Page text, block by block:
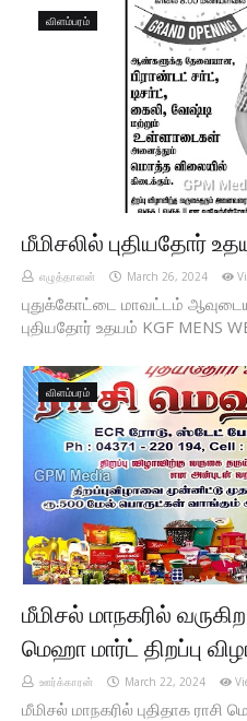
விளம்பரம்
மீமிசலில் புதியதோர்
எழுத்தாளன் March 26, 2024
புதுக்கோட்டை மாவட்டம்
புதியதோர் உதயம் KGF MENS
விளம்பரம்
மீமிசல் மாநகரில்
மெஹா மார்ட் திறப்பு
ஊர்க்காரன் March 22, 2024
மீமிசல் மாநகரில் புதிதாக